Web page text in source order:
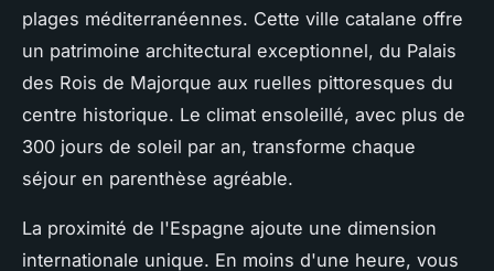
plages méditerranéennes. Cette ville catalane offre
un patrimoine architectural exceptionnel, du Palais
des Rois de Majorque aux ruelles pittoresques du
centre historique. Le climat ensoleillé, avec plus de
300 jours de soleil par an, transforme chaque
séjour en parenthèse agréable.
La proximité de l'Espagne ajoute une dimension
internationale unique. En moins d'une heure, vous